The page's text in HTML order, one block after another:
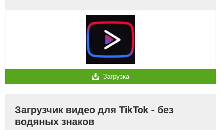
Загрузка
Загрузчик видео для TikTok - без
водяных знаков